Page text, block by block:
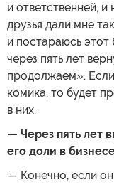
и ответственней,
друзья дали мне
и постараюсь этот
через пять лет
продолжаем».
комика, то будет
в них.
— Через пять лет
его доли в
— Конечно, если он